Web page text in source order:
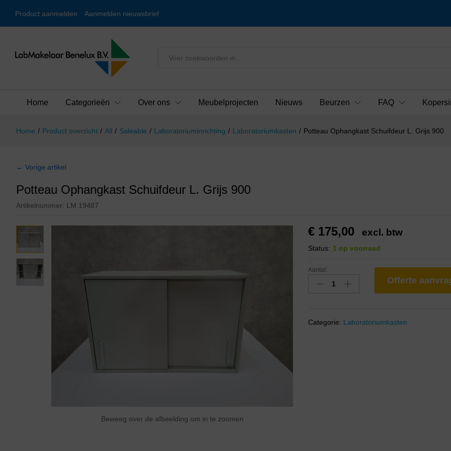
Product aanmelden Aanmelden nieuwsbrief
Alles
Home Categorieën Over ons Meubelprojecten Nieuws Beurzen FAQ
Home / Product overzicht / All / Saleable / Laboratoriuminrichting / Laboratoriumkasten / Potteau Ophangkast Schuifdeur L. Grijs 900
← Vorige artikel
Potteau Ophangkast Schuifdeur L. Grijs 900
Artikelnummer: LM 19487
Beweeg over de afbeelding om in te zoomen
€ 175,00 excl. btw
Status: 1 op voorraad
Aantal:
Offerte
Categorie: Laboratoriumkasten